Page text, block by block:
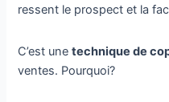
ressent le prospect et la
C’est unetechnique de
ventes. Pourquoi?